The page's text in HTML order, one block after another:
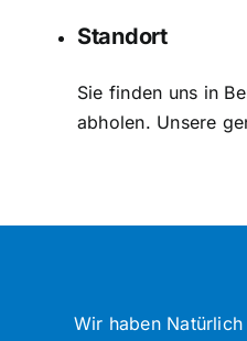
Standort
Sie finden uns in
abholen. Unsere
Wir haben